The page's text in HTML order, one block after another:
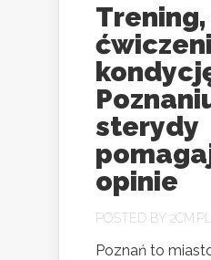
Trening,
sterydy
opinie
POSTED BY 2CM.PL
Poznań to